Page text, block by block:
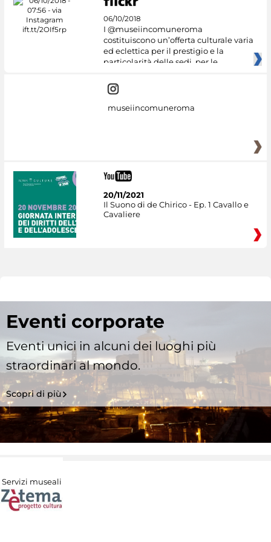
06/10/2018
I @museiincomuneroma
costituiscono un’offerta culturale varia
ed eclettica per il prestigio e la
particolarità delle sedi, per le
museiincomuneroma
20/11/2021
Il Suono di de Chirico - Ep. 1 Cavallo e
Cavaliere
Eventi corporate
Eventi unici in alcuni dei luoghi più
straordinari al mondo.
Scopri di più
Servizi museali